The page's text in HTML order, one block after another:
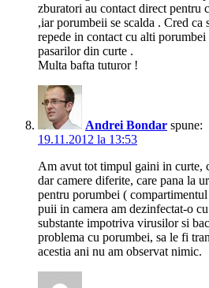
zburatori au contact direct pentru
,iar porumbeii se scalda . Cred ca
repede in contact cu alti
pasarilor din curte .
Multa bafta tuturor !
Andrei Bondar spune:
19.11.2012 la 13:53
Am avut tot timpul gaini in curte,
dar camere diferite, care pana la
pentru porumbei (
puii in camera am dezinfectat-o
substante impotriva virusilor si
problema cu porumbei, sa le fi
acestia ani nu am observat nimic.